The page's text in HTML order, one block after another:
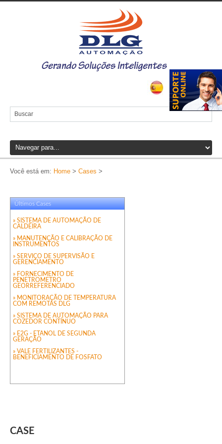
Você está em: Home > Cases >
Últimos Cases
» SISTEMA DE AUTOMAÇÃO DE
CALDEIRA
» MANUTENÇÃO E CALIBRAÇÃO DE
INSTRUMENTOS
» SERVIÇO DE SUPERVISÃO E
GERENCIAMENTO
» FORNECIMENTO DE
PENETROMETRO
GEORREFERENCIADO
» MONITORAÇÃO DE TEMPERATURA
COM REMOTAS DLG
» SISTEMA DE AUTOMAÇÃO PARA
COZEDOR CONTÍNUO
» E2G - ETANOL DE SEGUNDA
GERAÇÃO
» VALE FERTILIZANTES -
BENEFICIAMENTO DE FOSFATO
CASE